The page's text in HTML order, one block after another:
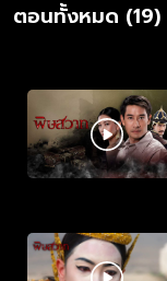
ตอนทั้งหมด (19)